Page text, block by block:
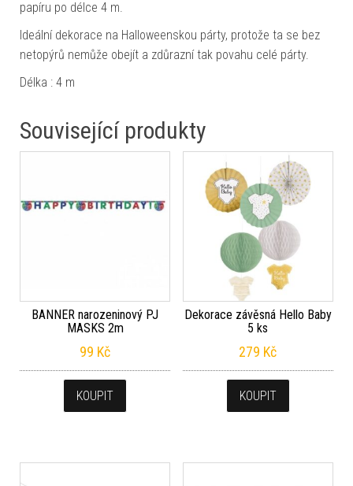
papíru po délce 4 m.
Ideální dekorace na Halloweenskou párty, protože ta se bez
netopýrů nemůže obejít a zdůrazní tak povahu celé párty.
Délka : 4 m
Související produkty
BANNER narozeninový PJ
MASKS 2m
99 Kč
KOUPIT
Dekorace závěsná Hello Baby
5 ks
279 Kč
KOUPIT